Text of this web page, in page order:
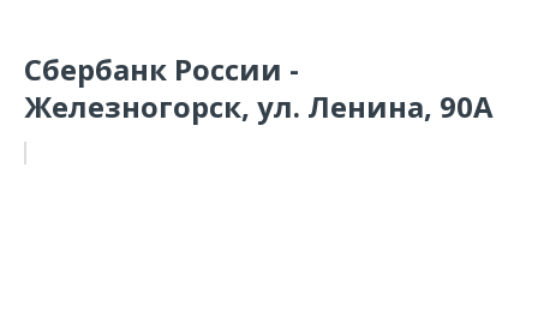
Сбербанк России -
Железногорск, ул. Ленина, 90А